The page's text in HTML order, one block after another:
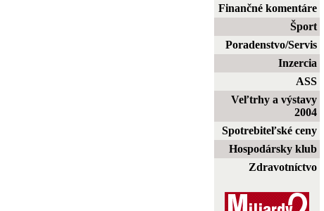
Finančné komentáre
Šport
Poradenstvo/Servis
Inzercia
ASS
Veľtrhy a výstavy
2004
Spotrebiteľské ceny
Hospodársky klub
Zdravotníctvo